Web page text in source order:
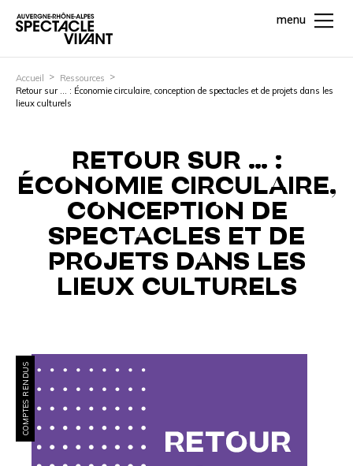
menu
Accueil
Ressources
Retour sur … : Économie circulaire, conception de spectacles et de projets dans les
lieux culturels
RETOUR SUR … :
ÉCONOMIE CIRCULAIRE,
CONCEPTION DE
SPECTACLES ET DE
PROJETS DANS LES
LIEUX CULTURELS
COMPTES RENDUS